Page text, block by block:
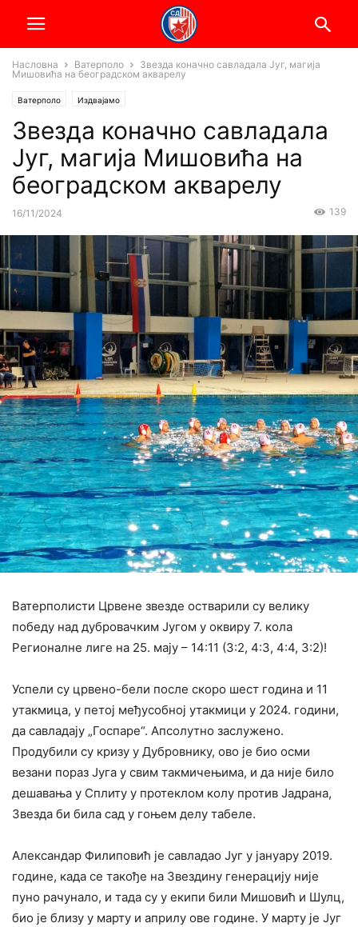
Насловна Ватерполо
Звезда коначно савладала Југ, магија
Мишовића на београдском акварелу
Ватерполо Издвајамо
Звезда коначно савладала
Југ, магија Мишовића на
београдском акварелу
16/11/2024 139
Ватерполисти Црвене звезде остварили су велику
победу над дубровачким Југом у оквиру 7. кола
Регионалне лиге на 25. мају – 14:11 (3:2, 4:3, 4:4, 3:2)!
Успели су црвено-бели после скоро шест година и 11
утакмица, у петој међусобној утакмици у 2024. години,
да савладају „Госпаре“. Апсолутно заслужено.
Продубили су кризу у Дубровнику, ово је био осми
везани пораз Југа у свим такмичењима, и да није било
дешавања у Сплиту у протеклом колу против Јадрана,
Звезда би била сад у гоњем делу табеле.
Александар Филиповић је савладао Југ у јануару 2019.
године, када се такође на Звездину генерацију није
пуно рачунало, и тада су у екипи били Мишовић и Шулц,
био је близу у марту и априлу ове године. У марту је Југ